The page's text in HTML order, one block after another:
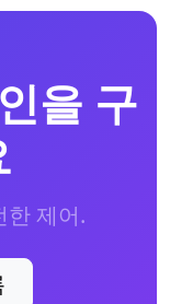
을 구
한 제어.